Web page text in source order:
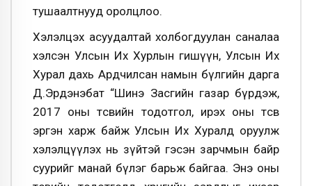
тушаалтнууд оролцлоо.
Хэлэлцэх асуудалтай холбогдуулан саналаа
хэлсэн Улсын Их Хурлын гишүүн, Улсын Их
Хурал дахь Ардчилсан намын бүлгийн дарга
Д.Эрдэнэбат “Шинэ Засгийн газар бүрдэж,
2017 оны төсвийн тодотгол, ирэх оны төсвөө
эргэн харж байж Улсын Их Хуралд оруулж
хэлэлцүүлэх нь зүйтэй гэсэн зарчмын байр
суурийг манай бүлэг барьж байгаа. Энэ оны